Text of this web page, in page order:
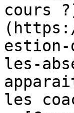
cours
estion-
les-
les